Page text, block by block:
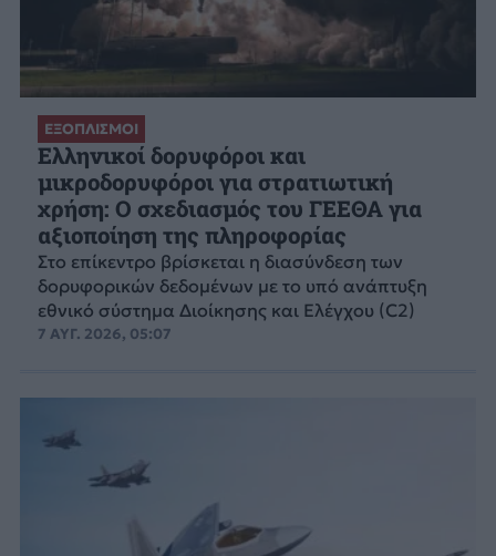
ΕΞΟΠΛΙΣΜΟΙ
Ελληνικοί δορυφόροι και
μικροδορυφόροι για στρατιωτική
χρήση: Ο σχεδιασμός του ΓΕΕΘΑ για
αξιοποίηση της πληροφορίας
Στο επίκεντρο βρίσκεται η διασύνδεση των
δορυφορικών δεδομένων με το υπό ανάπτυξη
εθνικό σύστημα Διοίκησης και Ελέγχου (C2)
7 ΑΥΓ. 2026, 05:07